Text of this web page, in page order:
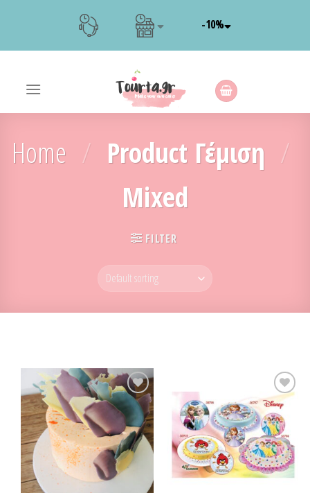
-10%
Home / Product Γέμιση /
Mixed
FILTER
Προσθήκη
στα
Αγαπημένα!
Προσθήκη
στα
Αγαπημένα!